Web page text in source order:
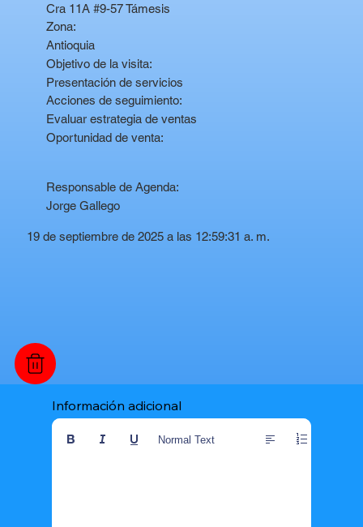
Cra 11A #9-57 Támesis
Zona:
Antioquia
Objetivo de la visita:
Presentación de servicios
Acciones de seguimiento:
Evaluar estrategia de ventas
Oportunidad de venta:
Responsable de Agenda:
Jorge Gallego
19 de septiembre de 2025 a las 12:59:31 a. m.
Información adicional
Normal Text